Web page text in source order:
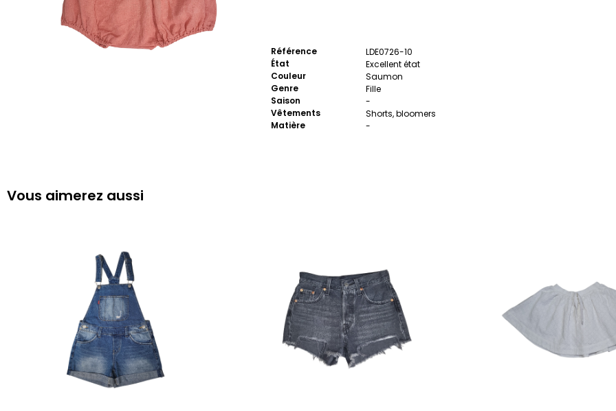
Référence
LDE0726-10
État
Excellent état
Couleur
Saumon
Genre
Fille
Saison
-
Vêtements
Shorts, bloomers
Matière
-
Vous aimerez aussi